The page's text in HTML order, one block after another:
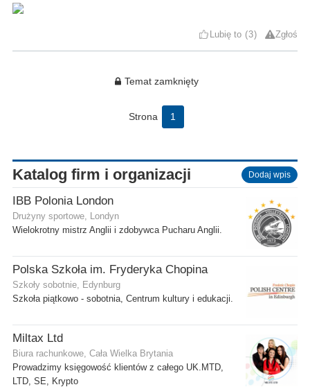
Lubię to 3 Zgłoś
Temat zamknięty
Strona 1
Katalog firm i organizacji Dodaj wpis
IBB Polonia London
Drużyny sportowe, Londyn
Wielokrotny mistrz Anglii i zdobywca Pucharu Anglii.
Polska Szkoła im. Fryderyka Chopina
Szkoły sobotnie, Edynburg
Szkoła piątkowo - sobotnia, Centrum kultury i edukacji.
Miltax Ltd
Biura rachunkowe, Cała Wielka Brytania
Prowadzimy księgowość klientów z całego UK.MTD,
LTD, SE, Krypto